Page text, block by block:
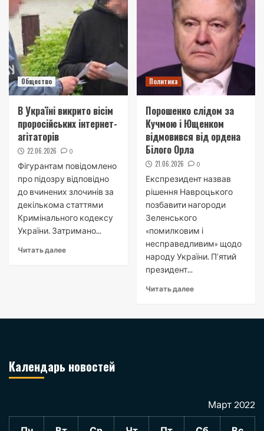
Общество
В Україні викрито вісім
проросійських інтернет-
агітаторів
22.06.2026 0
Фігурантам повідомлено
про підозру відповідно
до вчинених злочинів за
декількома статтями
Кримінального кодексу
України. Затримано...
Читать далее
Политика
Порошенко слідом за
Кучмою і Ющенком
відмовився від ордена
Білого Орла
21.06.2026 0
Експрезидент назвав
рішення Навроцького
позбавити нагороди
Зеленського
«помилковим і
несправедливим» щодо
народу України. П’ятий
президент...
Читать далее
Календарь новостей
Март 2022